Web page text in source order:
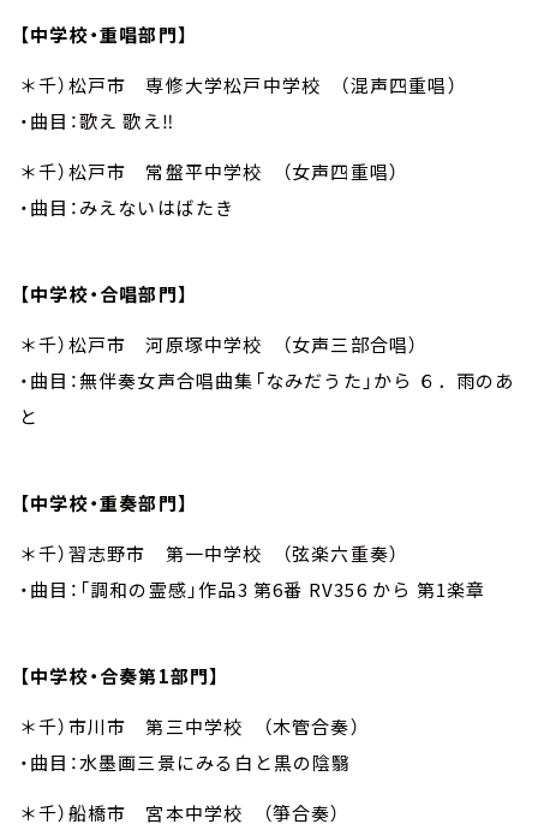
【中学校・重唱部門】
＊千）松戸市 専修大学松戸中学校 （混声四重唱）
・曲目：歌え 歌え‼
＊千）松戸市 常盤平中学校 （女声四重唱）
・曲目：みえないはばたき
【中学校・合唱部門】
＊千）松戸市 河原塚中学校 （女声三部合唱）
・曲目：無伴奏女声合唱曲集「なみだうた」から ６．雨のあ
と
【中学校・重奏部門】
＊千）習志野市 第一中学校 （弦楽六重奏）
・曲目：「調和の霊感」作品3 第6番 RV356 から 第1楽章
【中学校・合奏第1部門】
＊千）市川市 第三中学校 （木管合奏）
・曲目：水墨画三景にみる白と黒の陰翳
＊千）船橋市 宮本中学校 （箏合奏）